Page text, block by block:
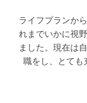
ライフプランか
れまでいかに視
ました。現在は
職をし、とても